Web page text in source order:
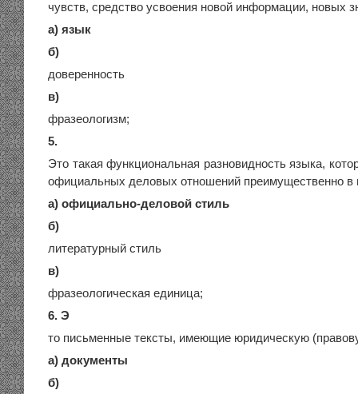
чувств, средство усвоения новой информации, новых
а) язык
б)
доверенность
в)
фразеологизм;
5.
Это такая функциональная разновидность языка,
официальных деловых отношений преимущественно в
а) официально-деловой стиль
б)
литературный стиль
в)
фразеологическая единица;
6. Э
то письменные тексты, имеющие юридическую
а) документы
б)